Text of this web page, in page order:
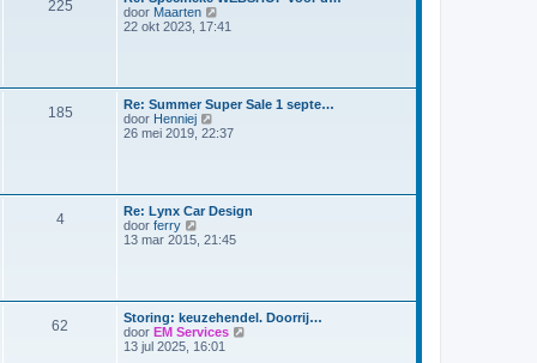
r
i
a
a
t
b
e
r
i
225
door Maarten
e
a
a
t
b
e
i
22 okt 2023, 17:41
185
Re: Summer Super Sale 1 septe…
door Henniej
e
l
a
a
t
b
e
r
i
26 mei 2019, 22:37
4
Re: Lynx Car Design
door ferry
e
a
a
t
13 mar 2015, 21:45
62
Storing: keuzehendel. Doorrij…
door EM Services
13 jul 2025, 16:01